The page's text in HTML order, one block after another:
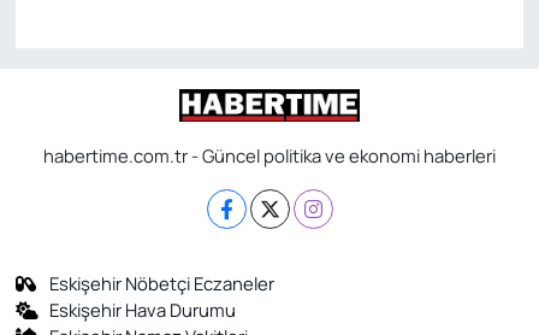
habertime.com.tr - Güncel politika ve ekonomi haberleri
Eskişehir Nöbetçi Eczaneler
Eskişehir Hava Durumu